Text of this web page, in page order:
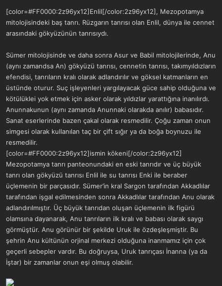
t
a
n
i
h
i
[color=#FF0000:2z96yx12]Enlil[/color:2z96yx12], Mezopotamya
mitolojisindeki baş tanrı. Rüzgarın tanrısı olan Enlil, dünya ile cennet
arasındaki gökyüzünün tanrısıydı.
Sümer mitolojisinde ve daha sonra Asur ve Babil mitolojilerinde, Anu
(aynı zamandsa An) gökyüzü tanrısı, cennetin tanrısı, takımyıldızların
efendisi, tanrıların kralı olarak adlandırılır ve göksel katmanların en
üstünde oturur. Suç işleyenleri yargılayacak güce sahip olduğuna ve
kötülüklei yok etmek için asker olarak yıldızlar yarattığına inanılırdı.
Anunnakunun (aynı zamanda Anunnaki olarakda anılır) babasıdır.
Sanat eserlerinde bazen çakal olarak resmedilir. Çoğu zaman onun
simgesi olarak kullanılan taç bir çift sığır ya da boğa boynuzu ile
resmedilir.
[color=#FF0000:2z96yx12]ismin kökeni[/color:2z96yx12]
Mezopotamya tanrı panteonundaki en eski tanrıdır ve üç büyük
tanrı olan gökyüzü tanrısı Enlil ile su tanrısı Enki ile beraber
üçlemenin bir parçasıdır. Sümer’in kral Sargon tarafından Akkadlılar
tarafından işgal edilmesinden sonra Akkadlılar tarafından Anu olarak
adlandırılmıştır. Üç büyük tanrıdan oluşan üçlemenin ilk figürü
olamsına dayanarak, Anu tanrıların ilk kralı ve babası olarak saygı
görmüştür. Anu görünür bir şekilde Uruk ile özdeşleşmiştir. Bu
şehrin Anu kültünün orjinal merkezi olduğuna inanmamız için çok
geçerli sebepler vardır. Bu doğruysa, Uruk tanrıçası İnanna (ya da
İştar) bir zamanlar onun eşi olmuş olabilir.